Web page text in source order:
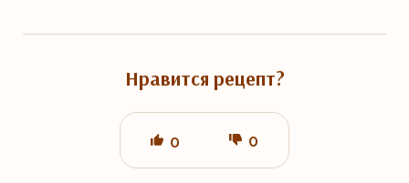
Нравится рецепт?
0 0